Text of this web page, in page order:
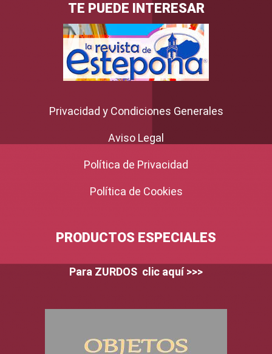
TE PUEDE INTERESAR
Privacidad y Condiciones Generales
Aviso Legal
Política de Privacidad
Política de Cookies
PRODUCTOS ESPECIALES
Para ZURDOS clic aquí >>>